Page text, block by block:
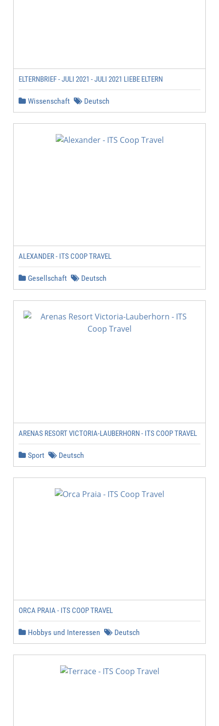
ELTERNBRIEF - JULI 2021 - JULI 2021 LIEBE ELTERN
Wissenschaft Deutsch
ALEXANDER - ITS COOP TRAVEL
Gesellschaft Deutsch
ARENAS RESORT VICTORIA-LAUBERHORN - ITS COOP TRAVEL
Sport Deutsch
ORCA PRAIA - ITS COOP TRAVEL
Hobbys und Interessen Deutsch